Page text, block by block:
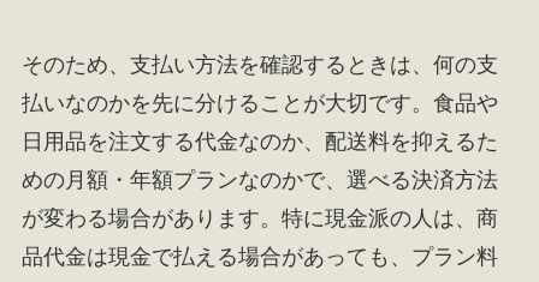
そのため、支払い方法を確認するときは、何の支
払いなのかを先に分けることが大切です。食品や
日用品を注文する代金なのか、配送料を抑えるた
めの月額・年額プランなのかで、選べる決済方法
が変わる場合があります。特に現金派の人は、商
品代金は現金で払える場合があっても、プラン料